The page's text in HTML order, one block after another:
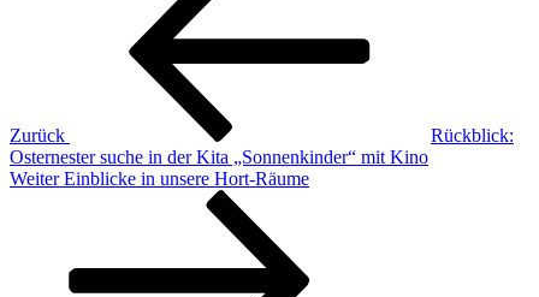
Zurück
Rückblick:
Osternester suche in der Kita „Sonnenkinder“ mit Kino
Nächster
Weiter Einblicke in unsere Hort-Räume